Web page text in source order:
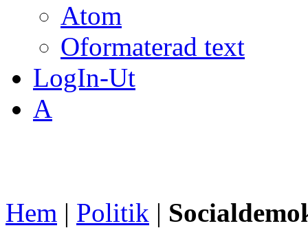
Atom
Oformaterad text
LogIn-Ut
A
Hem | Politik |